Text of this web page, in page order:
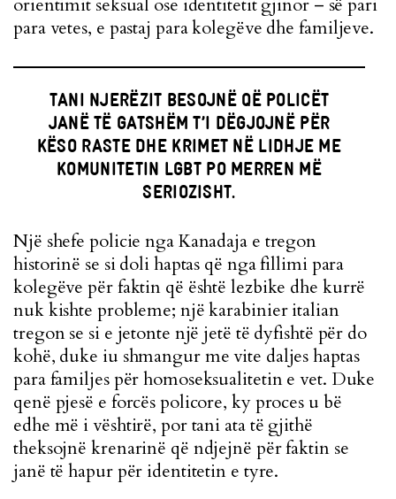
orientimit seksual ose identitetit gjinor – së pari
para vetes, e pastaj para kolegëve dhe familjeve.
TANI NJERËZIT BESOJNË QË POLICËT
JANË TË GATSHËM T’I DËGJOJNË PËR
KËSO RASTE DHE KRIMET NË LIDHJE ME
KOMUNITETIN LGBT PO MERREN MË
SERIOZISHT.
Një shefe policie nga Kanadaja e tregon
historinë se si doli haptas që nga fillimi para
kolegëve për faktin që është lezbike dhe kurrë
nuk kishte probleme; një karabinier italian
tregon se si e jetonte një jetë të dyfishtë për do
kohë, duke iu shmangur me vite daljes haptas
para familjes për homoseksualitetin e vet. Duke
qenë pjesë e forcës policore, ky proces u bë
edhe më i vështirë, por tani ata të gjithë
theksojnë krenarinë që ndjejnë për faktin se
janë të hapur për identitetin e tyre.